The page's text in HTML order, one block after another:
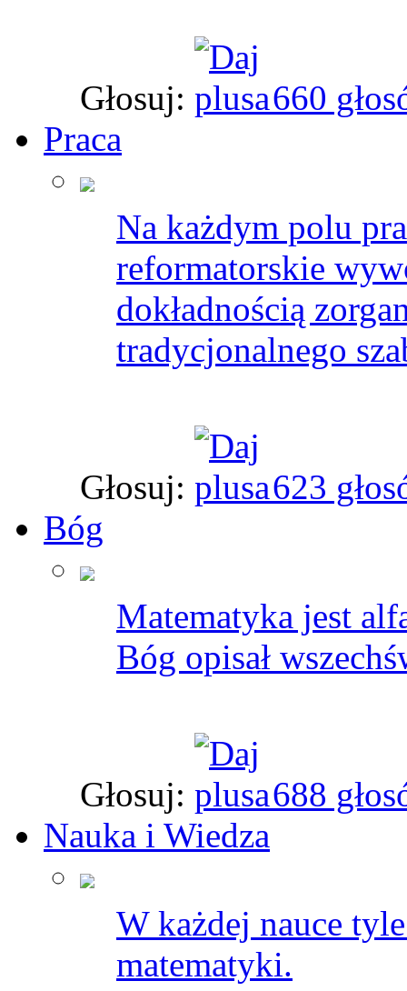
Głosuj:
660
Praca
Na każdym polu
reformatorskie
dokładnością
tradycjonalnego
Głosuj:
623
Bóg
Matematyka jest
Bóg opisał
Głosuj:
688
Nauka i Wiedza
W każdej nauce
matematyki.